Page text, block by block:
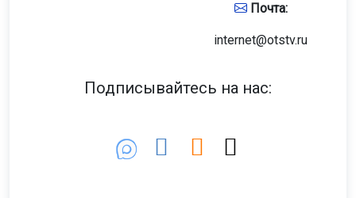
Почта:
internet@otstv.ru
Подписывайтесь на нас: